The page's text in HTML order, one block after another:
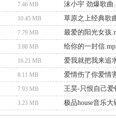
7.46 MB
沫小宇 劲爆歌曲
10.45 MB
草原之上经典歌
7.79 MB
最爱的阳光女孩
3.88 MB
给你的一封信
16.21 MB
爱我就把我来追
8.11 MB
7.93 MB
王昊-只恨自己爱
3.23 MB 极品house音乐大